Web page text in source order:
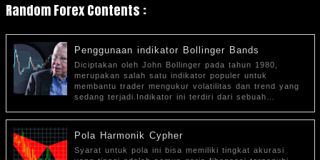
Random Forex Contents :
Penggunaan indikator Bollinger Bands
Diciptakan oleh John Bollinger pada tahun 1980,
merupakan salah satu indikator populer untuk
membantu trader mengukur volatilitas dan trend yang
sedang terjadi.Indikator ini terdiri dari sebuah…
Pola Harmonik Cypher
Syarat untuk pola ini bisa memiliki tingkat akurasi